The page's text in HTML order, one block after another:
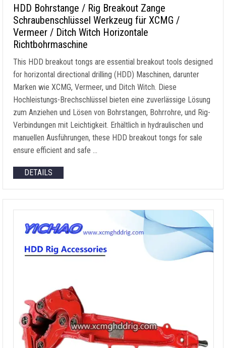
HDD Bohrstange / Rig Breakout Zange
Schraubenschlüssel Werkzeug für XCMG /
Vermeer / Ditch Witch Horizontale
Richtbohrmaschine
This HDD breakout tongs are essential breakout tools designed
for horizontal directional drilling (HDD) Maschinen, darunter
Marken wie XCMG, Vermeer, und Ditch Witch. Diese
Hochleistungs-Brechschlüssel bieten eine zuverlässige Lösung
zum Anziehen und Lösen von Bohrstangen, Bohrrohre, und Rig-
Verbindungen mit Leichtigkeit. Erhältlich in hydraulischen und
manuellen Ausführungen, these HDD breakout tongs for sale
ensure efficient and safe …
DETAILS